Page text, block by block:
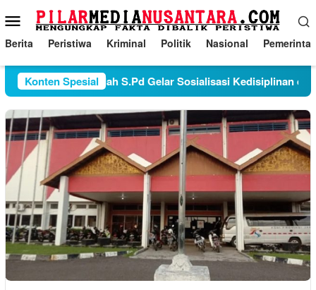
ke
konten
Menu
Mobile
Berita Peristiwa Kriminal Politik Nasional
Konten Spesial
Sekolah Juraudah S.Pd Gelar Sosialisasi Kedisiplinan dan